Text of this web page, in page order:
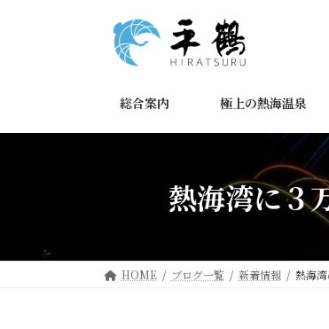
ス
ン
総合案内 極上の熱海温泉
熱海湾に３
HOME ブログ一覧 新着情報 熱海